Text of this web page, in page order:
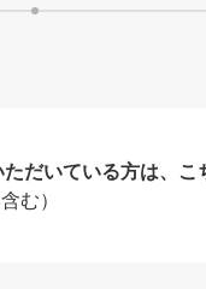
だいている方は、こ
む）